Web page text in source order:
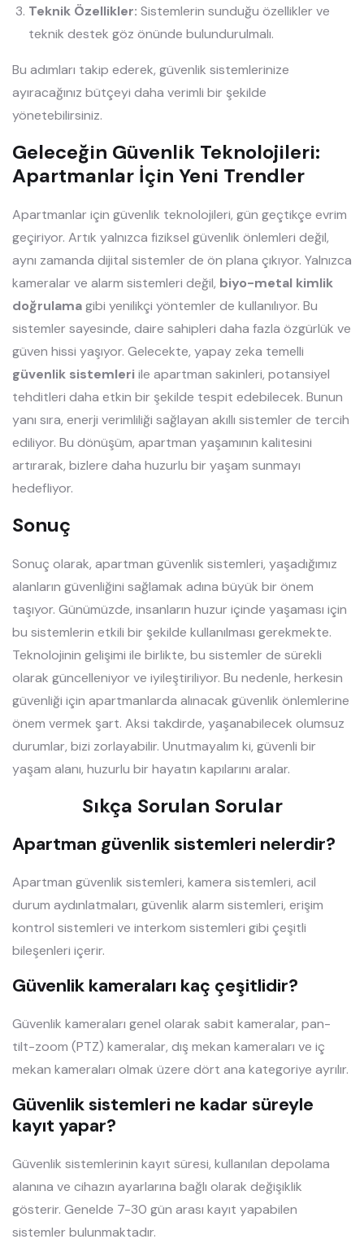
Teknik Özellikler: Sistemlerin sunduğu özellikler ve
teknik destek göz önünde bulundurulmalı.
Bu adımları takip ederek, güvenlik sistemlerinize
ayıracağınız bütçeyi daha verimli bir şekilde
yönetebilirsiniz.
Geleceğin Güvenlik Teknolojileri:
Apartmanlar İçin Yeni Trendler
Apartmanlar için güvenlik teknolojileri, gün geçtikçe evrim
geçiriyor. Artık yalnızca fiziksel güvenlik önlemleri değil,
aynı zamanda dijital sistemler de ön plana çıkıyor. Yalnızca
kameralar ve alarm sistemleri değil, biyo-metal kimlik
doğrulamagibi yenilikçi yöntemler de kullanılıyor. Bu
sistemler sayesinde, daire sahipleri daha fazla özgürlük ve
güven hissi yaşıyor. Gelecekte, yapay zeka temelli
güvenlik sistemleriile apartman sakinleri, potansiyel
tehditleri daha etkin bir şekilde tespit edebilecek. Bunun
yanı sıra, enerji verimliliği sağlayan akıllı sistemler de tercih
ediliyor. Bu dönüşüm, apartman yaşamının kalitesini
artırarak, bizlere daha huzurlu bir yaşam sunmayı
hedefliyor.
Sonuç
Sonuç olarak, apartman güvenlik sistemleri, yaşadığımız
alanların güvenliğini sağlamak adına büyük bir önem
taşıyor. Günümüzde, insanların huzur içinde yaşaması için
bu sistemlerin etkili bir şekilde kullanılması gerekmekte.
Teknolojinin gelişimi ile birlikte, bu sistemler de sürekli
olarak güncelleniyor ve iyileştiriliyor. Bu nedenle, herkesin
güvenliği için apartmanlarda alınacak güvenlik önlemlerine
önem vermek şart. Aksi takdirde, yaşanabilecek olumsuz
durumlar, bizi zorlayabilir. Unutmayalım ki, güvenli bir
yaşam alanı, huzurlu bir hayatın kapılarını aralar.
Sıkça Sorulan Sorular
Apartman güvenlik sistemleri nelerdir?
Apartman güvenlik sistemleri, kamera sistemleri, acil
durum aydınlatmaları, güvenlik alarm sistemleri, erişim
kontrol sistemleri ve interkom sistemleri gibi çeşitli
bileşenleri içerir.
Güvenlik kameraları kaç çeşitlidir?
Güvenlik kameraları genel olarak sabit kameralar, pan-
tilt-zoom (PTZ) kameralar, dış mekan kameraları ve iç
mekan kameraları olmak üzere dört ana kategoriye ayrılır.
Güvenlik sistemleri ne kadar süreyle
kayıt yapar?
Güvenlik sistemlerinin kayıt süresi, kullanılan depolama
alanına ve cihazın ayarlarına bağlı olarak değişiklik
gösterir. Genelde 7-30 gün arası kayıt yapabilen
sistemler bulunmaktadır.